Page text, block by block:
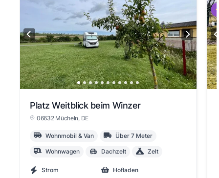
Platz Weitblick beim Winzer
06632 Mücheln, DE
Wohnmobil & Van Über 7 Meter
Wohnwagen Dachzelt Zelt
Strom
Hofladen